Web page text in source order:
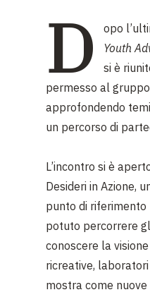
D
opo
Youth
si è
permesso al
approfondendo
un percorso di
L’incontro si è
Desideri in Azione,
punto di riferimento
potuto percorrere
conoscere la
ricreative,
mostra come